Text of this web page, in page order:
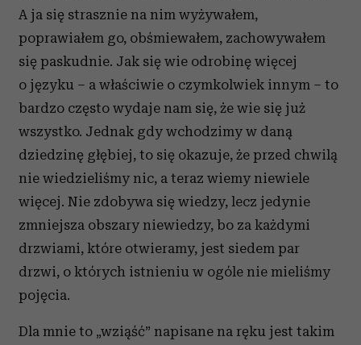
A ja się strasznie na nim wyżywałem,
poprawiałem go, obśmiewałem, zachowywałem
się paskudnie. Jak się wie odrobinę więcej
o języku – a właściwie o czymkolwiek innym – to
bardzo często wydaje nam się, że wie się już
wszystko. Jednak gdy wchodzimy w daną
dziedzinę głębiej, to się okazuje, że przed chwilą
nie wiedzieliśmy nic, a teraz wiemy niewiele
więcej. Nie zdobywa się wiedzy, lecz jedynie
zmniejsza obszary niewiedzy, bo za każdymi
drzwiami, które otwieramy, jest siedem par
drzwi, o których istnieniu w ogóle nie mieliśmy
pojęcia.
Dla mnie to „wziąść” napisane na ręku jest takim